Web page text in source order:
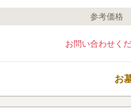
ライ
参考価格
お問い合わせく
お